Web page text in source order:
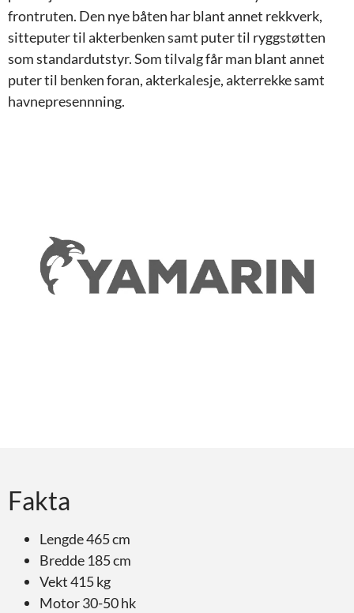
frontruten. Den nye båten har blant annet rekkverk,
sitteputer til akterbenken samt puter til ryggstøtten
som standardutstyr. Som tilvalg får man blant annet
puter til benken foran, akterkalesje, akterrekke samt
havnepresennning.
Fakta
Lengde 465 cm
Bredde 185 cm
Vekt 415 kg
Motor 30-50 hk